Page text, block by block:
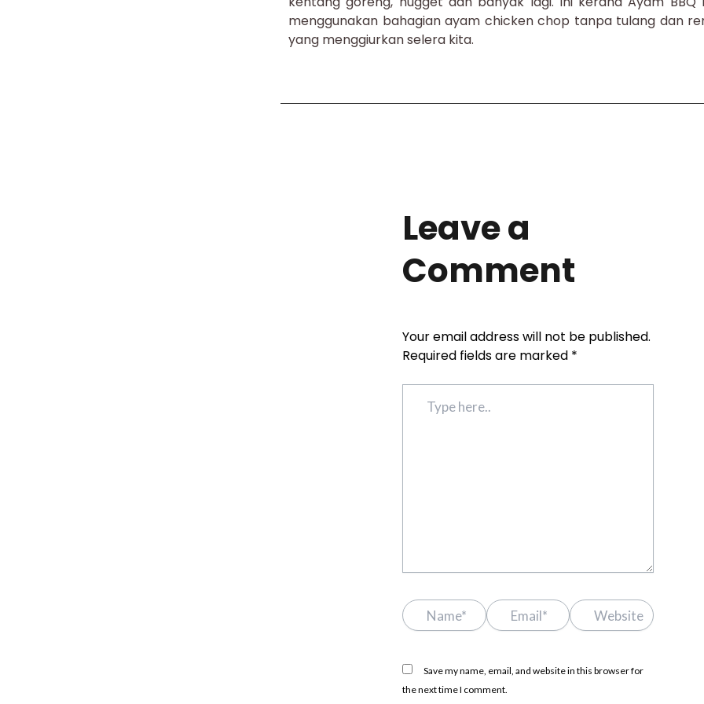
menggunakan bahagian ayam chicken chop tanpa tulang dan
yang menggiurkan selera kita.
Leave a
Comment
Your email address will not be published.
Required fields are marked *
Type
Name* Email* Website
Save my name, email, and website in this browser for
the next time I comment.